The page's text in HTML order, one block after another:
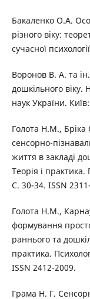
Бакаленко О.А.
різного віку:
сучасної
Воронов В. А. та
дошкільного віку.
наук України.
Голота Н.М., Бріка
сенсорно-
життя в закладі
Теорія і
С. 30-34. ISSN
Голота Н.М.,
формування
раннього та
практика.
ISSN 2412-2009.
Грама Н. Г.